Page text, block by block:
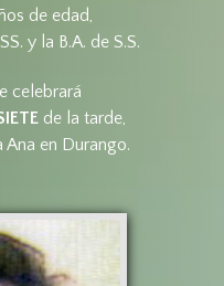
de edad,
y la B.A. de S.S.
celebrará
de la tarde,
Ana en Durango.